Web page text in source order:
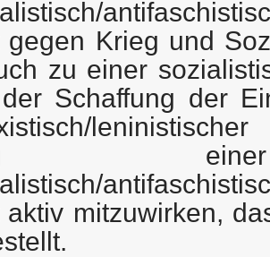
gegen Krieg und
zu einer
Schaffung der
aktiv mitzuwirken,